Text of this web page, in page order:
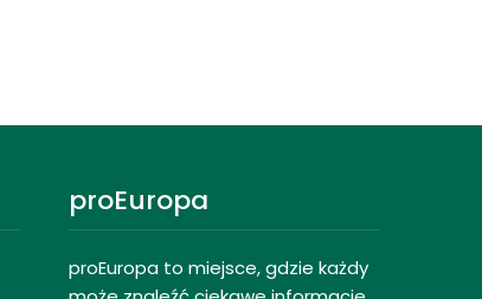
proEuropa
proEuropa to miejsce, gdzie każdy